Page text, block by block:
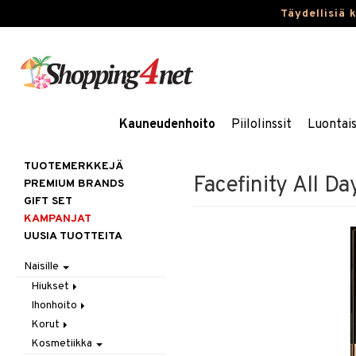
Täydellisiä
Kauneudenhoito Piilolinssit
Facefinity All
TUOTEMERKKEJÄ
PREMIUM BRANDS
GIFT SET
KAMPANJAT
UUSIA TUOTTEITA
Naisille
Hiukset
Gift Set
Harjat / Kammat
Hiuskuurit
Ihonhoito
Aurinkotuotteet
Erikoistuotteet
Korut
Kaulakorut
Kosmetiikka